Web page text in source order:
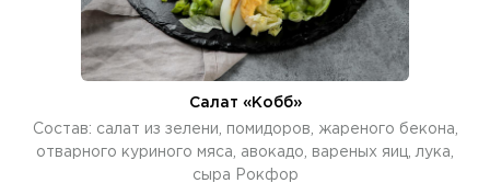
Салат «Кобб»
Состав: салат из зелени, помидоров, жареного бекона,
отварного куриного мяса, авокадо, вареных яиц, лука,
сыра Рокфор